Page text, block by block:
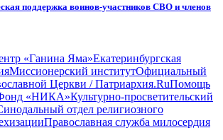
поддержка воинов-участников СВО и членов
«Ганина Яма»Екатеринбургская
Миссионерский институтОфициальный
Церкви / Патриархия.RuПомощь
«НИКА»Культурно-просветительский
отдел религиозного
Православная служба милосердия